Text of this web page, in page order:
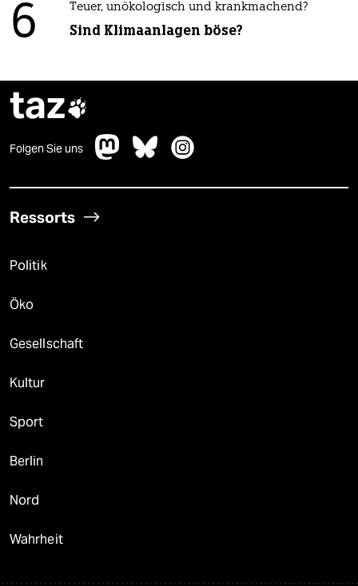
6 Teuer, unökologisch und krankmachend?
Sind Klimaanlagen böse?
taz
Folgen Sie uns
Ressorts
Politik
Öko
Gesellschaft
Kultur
Sport
Berlin
Nord
Wahrheit